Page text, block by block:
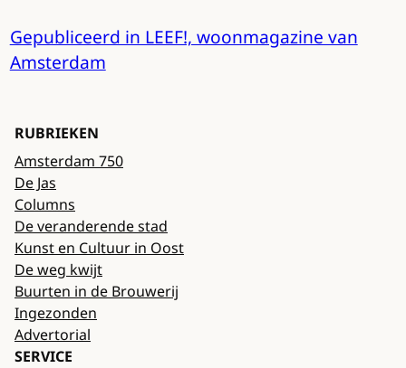
Gepubliceerd in LEEF!, woonmagazine van
Amsterdam
RUBRIEKEN
Amsterdam 750
De Jas
Columns
De veranderende stad
Kunst en Cultuur in Oost
De weg kwijt
Buurten in de Brouwerij
Ingezonden
Advertorial
SERVICE